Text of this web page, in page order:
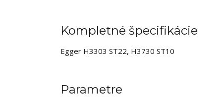
Kompletné špecifikácie
Egger H3303 ST22, H3730 ST10
Parametre